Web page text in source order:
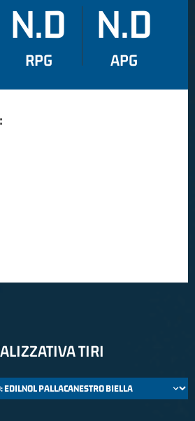
N.D
RPG
N.D
APG
TIRI